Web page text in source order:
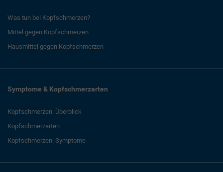
Was tun bei Kopfschmerzen?
Mittel gegen Kopfschmerzen
Hausmittel gegen Kopfschmerzen
Symptome & Kopfschmerzarten
Kopfschmerzen: Überblick
Kopfschmerzarten
Kopfschmerzen: Symptome